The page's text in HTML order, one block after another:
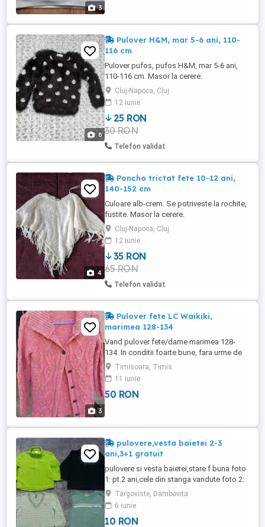
3
6
Pulover H&M, mar 5-6 ani, 110-
116 cm
Pulover pufos, pufos H&M, mar 5-6 ani,
110-116 cm. Masor la cerere.
Cluj-Napoca, Cluj
12 iunie
25 RON
30 RON
Telefon validat
4
Poncho trictat fete 10-12 ani,
140-152 cm
Culoare alb-crem. Se potriveste la rochite,
fustite. Masor la cerere.
Cluj-Napoca, Cluj
12 iunie
35 RON
65 RON
Telefon validat
3
Pulover fete LC Waikiki,
marimea 128-134
Vand pulover fete/dame marimea 128-
134. In conditii foarte bune, fara urme de
uzura.Timisoara, Timis
11 iunie
50 RON
pulovere,vesta baietei 2-3
ani,3+1 gratuit
pulovere si vesta baietei,stare f buna foto
1: pt.2 ani,cele din stanga vandute foto 2:
2 ani foto 3: marime 98(3 ani),cel cu dungi
este palomino,celalalt este
marks&spencer.fiecare 14 lei ultima foto-
18-24 luni-15 lei la cumpararea mai multor
Targoviste, Dambovita
6 iunie
10 RON